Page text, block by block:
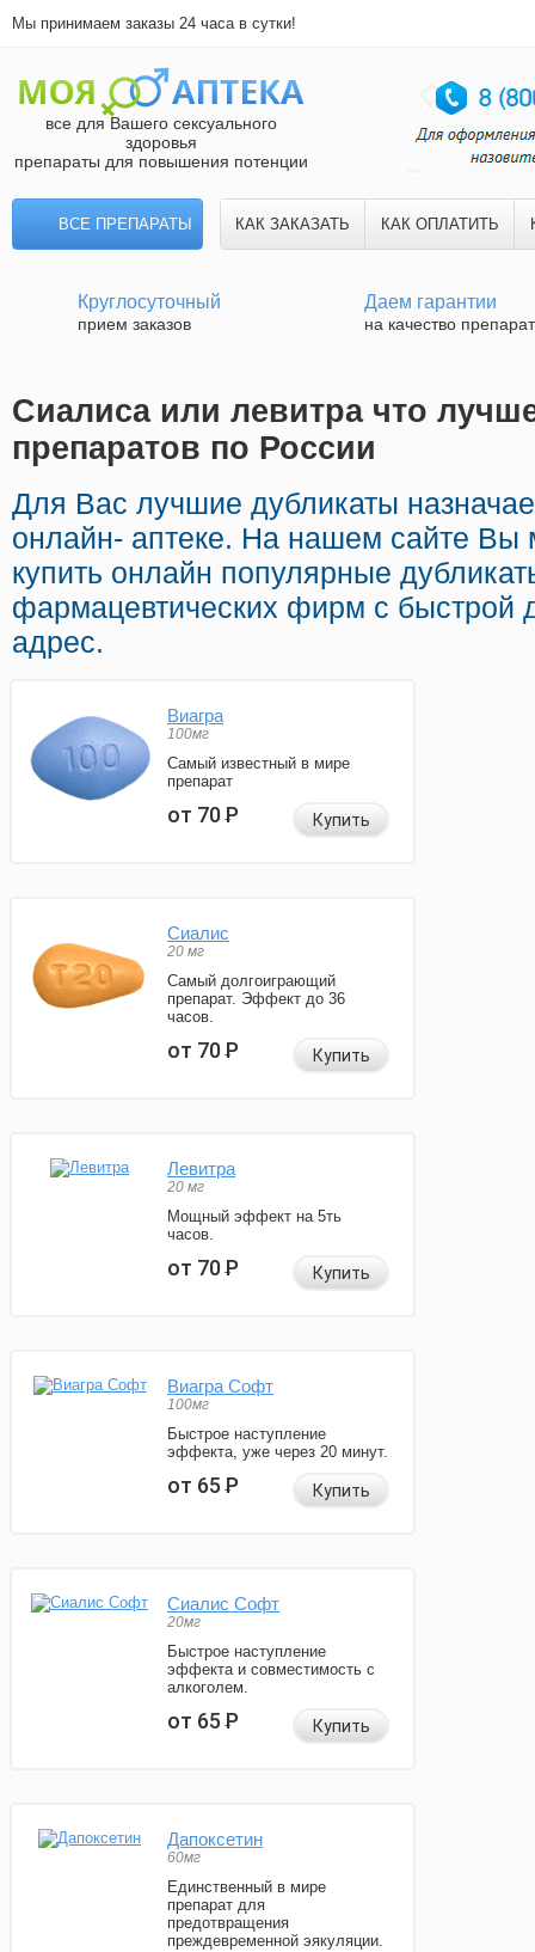
Мы принимаем заказы 24 часа в сутки!
все для Вашего сексуального
здоровья
препараты для повышения потенции
ВСЕ ПРЕПАРАТЫ КАК ЗАКАЗАТЬ КАК ОПЛАТИТЬ
Круглосуточный
прием заказов
Даем гарантии
на качество
Сиалиса или левитра что
препаратов по России
Для Вас лучшие дубликаты
онлайн- аптеке. На нашем сайте Вы
купить онлайн популярные
фармацевтических фирм с быстрой
адрес.
Виагра
100мг
Самый известный в мире
препарат
от 70Р Купить
Сиалис
20 мг
Самый долгоиграющий
препарат. Эффект до 36
часов.
от 70Р Купить
Левитра
20 мг
Мощный эффект на 5ть
часов.
от 70Р Купить
Виагра Софт
100мг
Быстрое наступление
эффекта, уже через 20 минут.
от 65Р Купить
Сиалис Софт
20мг
Быстрое наступление
эффекта и совместимость с
алкоголем.
от 65Р Купить
Дапоксетин
60мг
Единственный в мире
препарат для
предотвращения
преждевременной эякуляции.